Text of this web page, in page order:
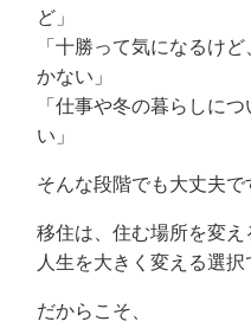
ど」
「十勝って気になるけ
かない」
「仕事や冬の暮らしに
い」
そんな段階でも大丈夫で
移住は、住む場所を変え
人生を大きく変える選択
だからこそ、